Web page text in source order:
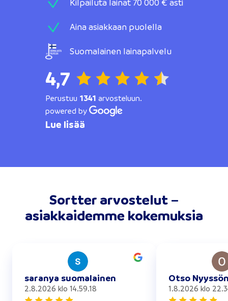
Kilpailuta lainat 70 000 € asti
Aina asiakkaan puolella
Suomalainen lainapalvelu
4,7
Perustuu 1341 arvosteluun.
powered by
Lue lisää
Sortter arvostelut –
asiakkaidemme kokemuksia
saranya suomalainen
2.8.2026 klo 14.59.18
Otso
1.8.2026 klo